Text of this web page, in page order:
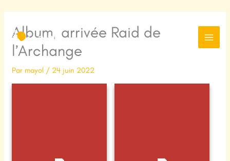
contenu
Album, arrivée Raid de
l’Archange
Par mayol / 24 juin 2022